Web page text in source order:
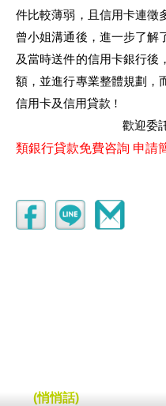
件比較薄弱，且信用卡連徵
曾小姐溝通後，進一步了解
及當時送件的信用卡銀行後
額，並進行專業整體規劃，
信用卡及信用貸款 !
歡迎委託
類銀行貸款免費咨詢 申請
(悄悄話)